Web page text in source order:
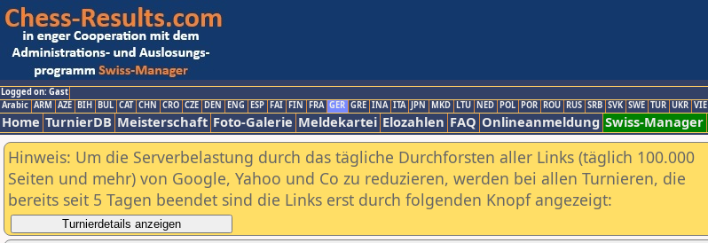
Logged on: Gast
Arabic ARM AZE BIH BUL CAT CHN CRO CZE DEN ENG ESP FAI FIN FRA GER GRE INA ITA JPN MKD LTU NED POL POR ROU RUS SRB SVK SWE TUR UKR VIE
Home TurnierDB Meisterschaft Foto-Galerie Meldekartei Elozahlen FAQ Onlineanmeldung Swiss-Manager
Hinweis: Um die Serverbelastung durch das tägliche Durchforsten aller Links (täglich 100.000
Seiten und mehr) von Google, Yahoo und Co zu reduzieren, werden bei allen Turnieren, die
bereits seit 5 Tagen beendet sind die Links erst durch folgenden Knopf angezeigt: